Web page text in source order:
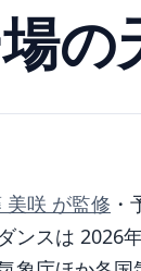
の
美咲 が監修 ・
ンスは 2026